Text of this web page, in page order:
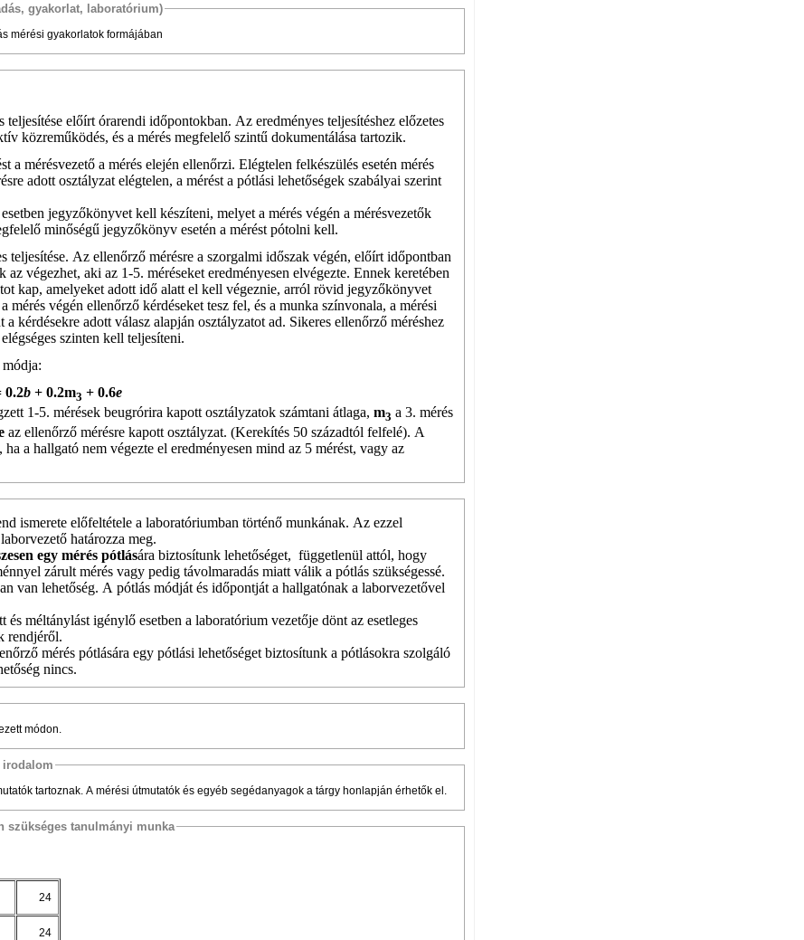
gyakorlat, laboratórium)
mérési gyakorlatok formájában
teljesítése előírt órarendi időpontokban. Az eredményes teljesítéshez előzetes
közreműködés, és a mérés megfelelő szintű dokumentálása tartozik.
a mérésvezető a mérés elején ellenőrzi. Elégtelen felkészülés esetén mérés
adott osztályzat elégtelen, a mérést a pótlási lehetőségek szabályai szerint
jegyzőkönyvet kell készíteni, melyet a mérés végén a mérésvezetők
minőségű jegyzőkönyv esetén a mérést pótolni kell.
teljesítése. Az ellenőrző mérésre a szorgalmi időszak végén, előírt időpontban
az végezhet, aki az 1-5. méréseket eredményesen elvégezte. Ennek keretében
kap, amelyeket adott idő alatt el kell végeznie, arról rövid jegyzőkönyvet
mérés végén ellenőrző kérdéseket tesz fel, és a munka színvonala, a mérési
kérdésekre adott válasz alapján osztályzatot ad. Sikeres ellenőrző méréshez
szinten kell teljesíteni.
0.2b + 0.2m3 + 0.6e
1-5. mérések beugrórira kapott osztályzatok számtani átlaga, m3 a 3. mérés
az ellenőrző mérésre kapott osztályzat. (Kerekítés 50 századtól felfelé). A
a hallgató nem végezte el eredményesen mind az 5 mérést, vagy az
ismerete előfeltétele a laboratóriumban történő munkának. Az ezzel
határozza meg.
egy mérés pótlására biztosítunk lehetőséget, függetlenül attól, hogy
zárult mérés vagy pedig távolmaradás miatt válik a pótlás szükségessé.
van lehetőség. A pótlás módját és időpontját a hallgatónak a laborvezetővel
és méltánylást igénylő esetben a laboratórium vezetője dönt az esetleges
rendjéről.
mérés pótlására egy pótlási lehetőséget biztosítunk a pótlásokra szolgáló
nincs.
módon.
irodalom
tartoznak. A mérési útmutatók és egyéb segédanyagok a tárgy honlapján érhetők el.
szükséges tanulmányi munka
24
24